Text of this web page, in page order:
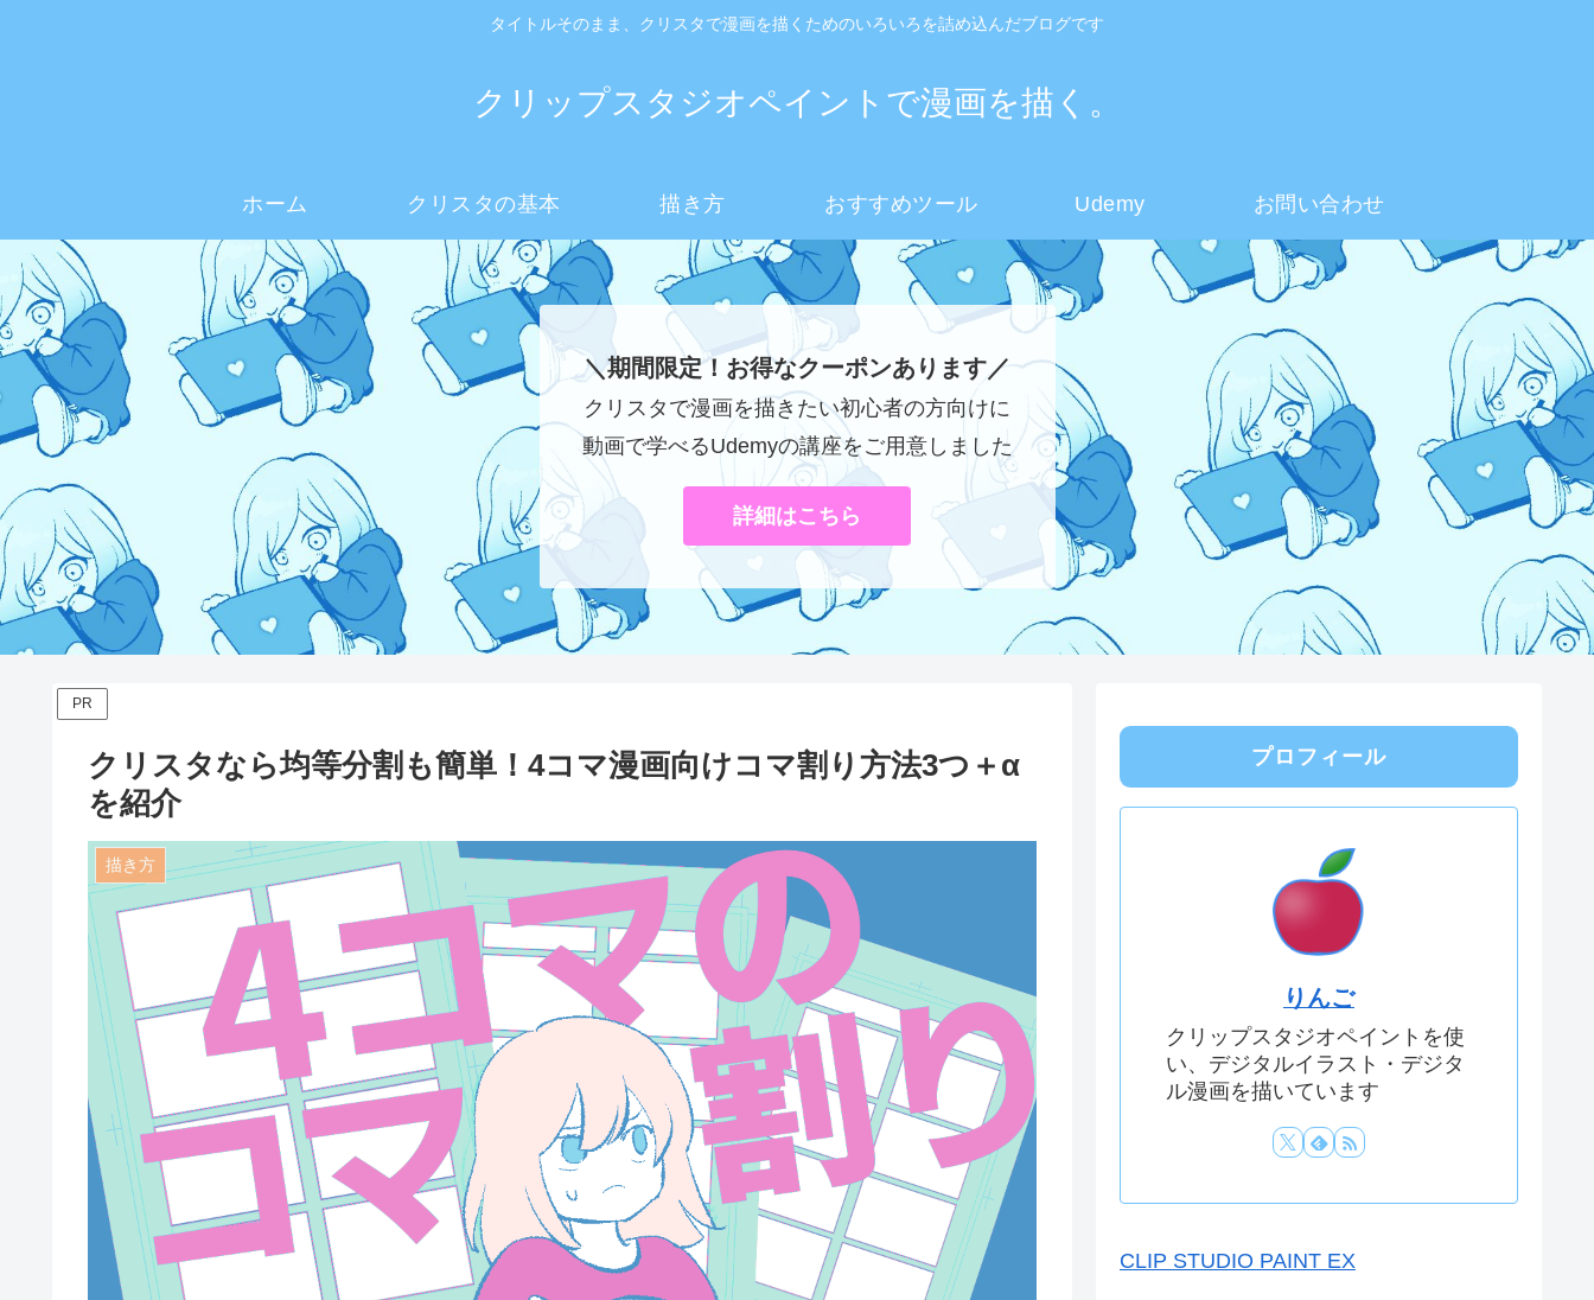
タイトルそのまま、クリスタで漫画を描くためのいろいろを詰め込んだブログです
クリップスタジオペイントで漫画を描く。
ホーム クリスタの基本 描き方 おすすめツール Udemy お問い合わせ
＼期間限定！お得なクーポンあります／
クリスタで漫画を描きたい初心者の方向けに
動画で学べるUdemyの講座をご用意しました
詳細はこちら
PR
クリスタなら均等分割も簡単！4コマ漫画向けコマ割り方法3つ＋α
を紹介
描き方
プロフィール
りんご
クリップスタジオペイントを使
い、デジタルイラスト・デジタ
ル漫画を描いています
CLIP STUDIO PAINT EX